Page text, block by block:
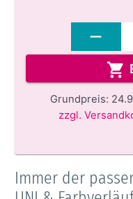
Grundpreis:
zzgl.
Immer der